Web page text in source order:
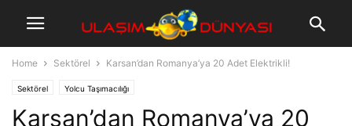
Home Sektörel Karsan’dan Romanya’ya 20 Adet Elektrikli!
Sektörel Yolcu Taşımacılığı
Karsan’dan Romanya’ya 20